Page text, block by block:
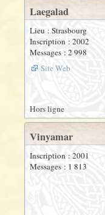
Laegalad
Lieu : Strasbourg
Inscription : 2002
Messages : 2 998
Site Web
Hors ligne
Vinyamar
Inscription : 2001
Messages : 1 813